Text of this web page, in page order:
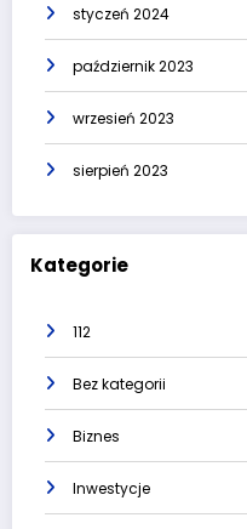
styczeń 2024
październik 2023
wrzesień 2023
sierpień 2023
Kategorie
112
Bez kategorii
Biznes
Inwestycje